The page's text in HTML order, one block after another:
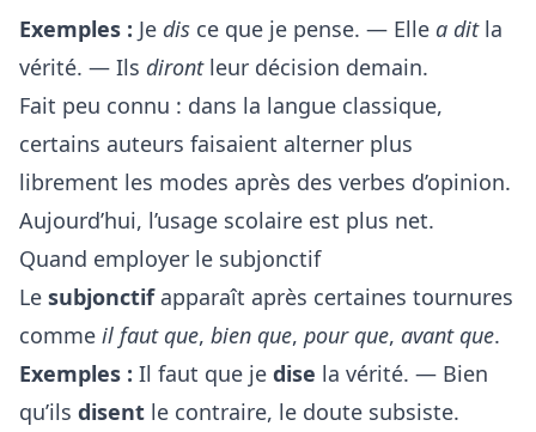
Exemples : Je dis ce que je pense. — Elle a ditla
vérité. — Ils dirontleur décision demain.
Fait peu connu : dans la langue classique,
certains auteurs faisaient alterner plus
librement les modes après des verbes d’opinion.
Aujourd’hui, l’usage scolaire est plus net.
Quand employer le subjonctif
Le subjonctifapparaît après certaines tournures
comme il faut que, bien que, pour que, avant que.
Exemples : Il faut que je dise la vérité. — Bien
qu’ils disent le contraire, le doute subsiste.